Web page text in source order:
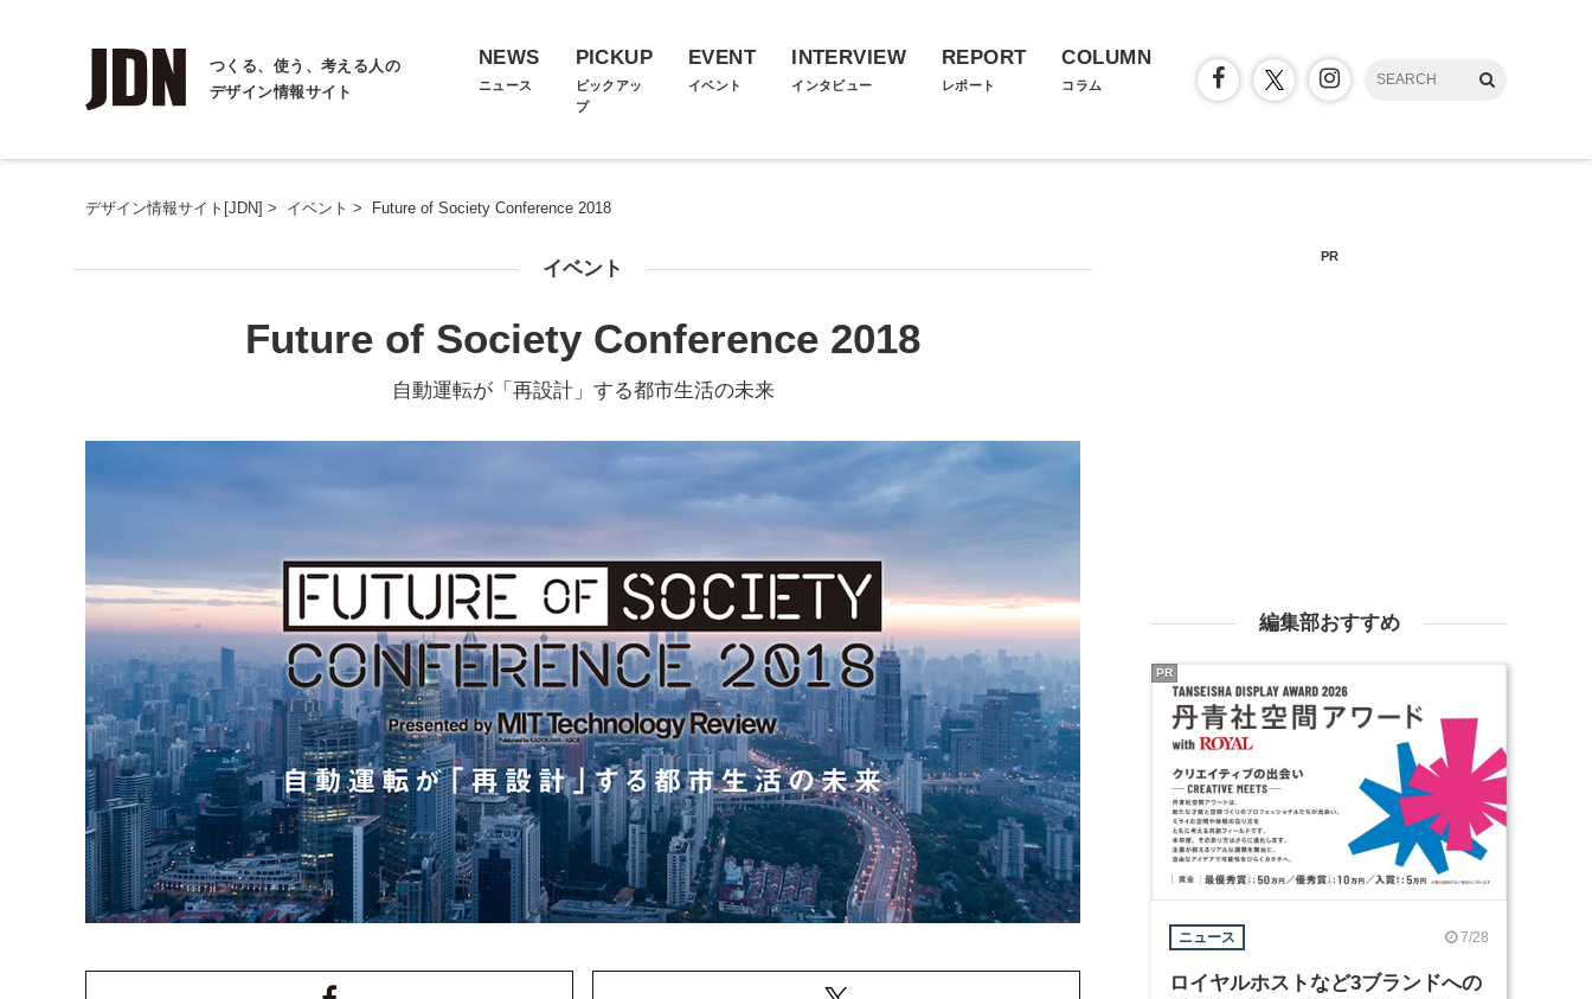
つくる、使う、考える人の
デザイン情報サイト
NEWS
ニュース
PICKUP
ピックアッ
プ
EVENT
イベント
INTERVIEW
インタビュー
REPORT
レポート
COLUMN
コラム
デザイン情報サイト[JDN] > イベント > Future of Society Conference 2018
イベント
Future of Society Conference 2018
自動運転が「再設計」する都市生活の未来
PR
編集部おすすめ
ニュース 7/28
ロイヤルホストなど3ブランドへの
PR